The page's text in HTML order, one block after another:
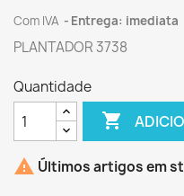
Com IVA Entrega: imediata
PLANTADOR 3738
Quantidade

 Últimos artigos em